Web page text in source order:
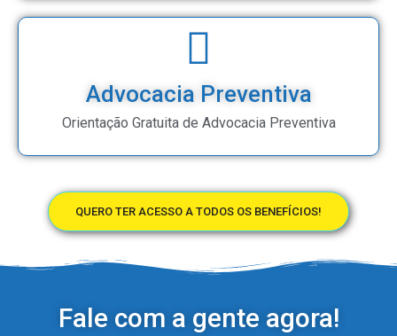
Advocacia Preventiva
Orientação Gratuita de Advocacia Preventiva
QUERO TER ACESSO A TODOS OS BENEFÍCIOS!
Fale com a gente agora!